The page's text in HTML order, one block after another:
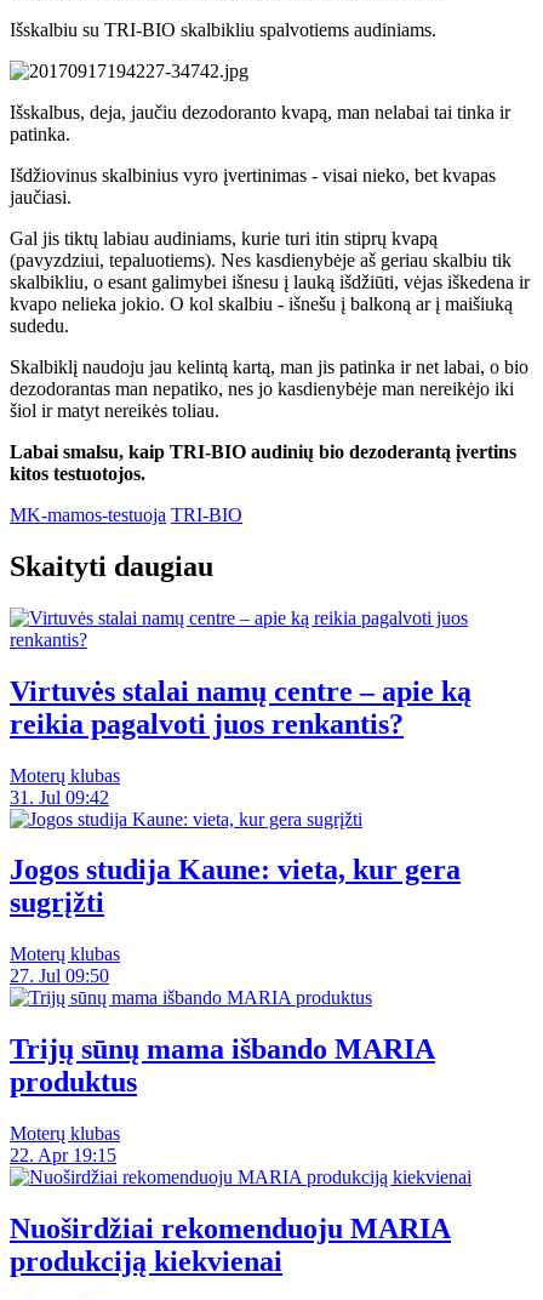
Išskalbiu su TRI-BIO skalbikliu spalvotiems audiniams.
Išskalbus, deja, jaučiu dezodoranto kvapą, man nelabai tai tinka ir
patinka.
Išdžiovinus skalbinius vyro įvertinimas - visai nieko, bet kvapas
jaučiasi.
Gal jis tiktų labiau audiniams, kurie turi itin stiprų kvapą
(pavyzdziui, tepaluotiems). Nes kasdienybėje aš geriau skalbiu tik
skalbikliu, o esant galimybei išnesu į lauką išdžiūti, vėjas iškedena ir
kvapo nelieka jokio. O kol skalbiu - išnešu į balkoną ar į maišiuką
sudedu.
Skalbiklį naudoju jau kelintą kartą, man jis patinka ir net labai, o bio
dezodorantas man nepatiko, nes jo kasdienybėje man nereikėjo iki
šiol ir matyt nereikės toliau.
Labai smalsu, kaip TRI-BIO audinių bio dezoderantą įvertins
kitos testuotojos.
MK-mamos-testuoja TRI-BIO
Skaityti daugiau
Virtuvės stalai namų centre – apie ką
reikia pagalvoti juos renkantis?
Moterų klubas
31. Jul 09:42
Jogos studija Kaune: vieta, kur gera
sugrįžti
Moterų klubas
27. Jul 09:50
Trijų sūnų mama išbando MARIA
produktus
Moterų klubas
22. Apr 19:15
Nuoširdžiai rekomenduoju MARIA
produkciją kiekvienai